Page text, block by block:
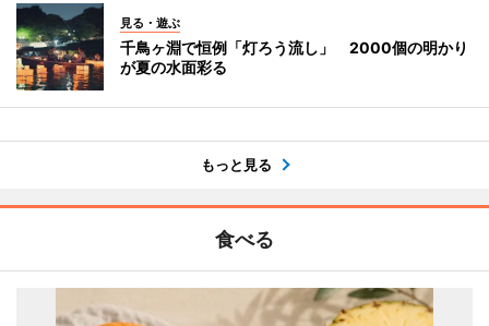
見る・遊ぶ
千鳥ヶ淵で恒例「灯ろう流し」 2000個の明かり
が夏の水面彩る
もっと見る
食べる